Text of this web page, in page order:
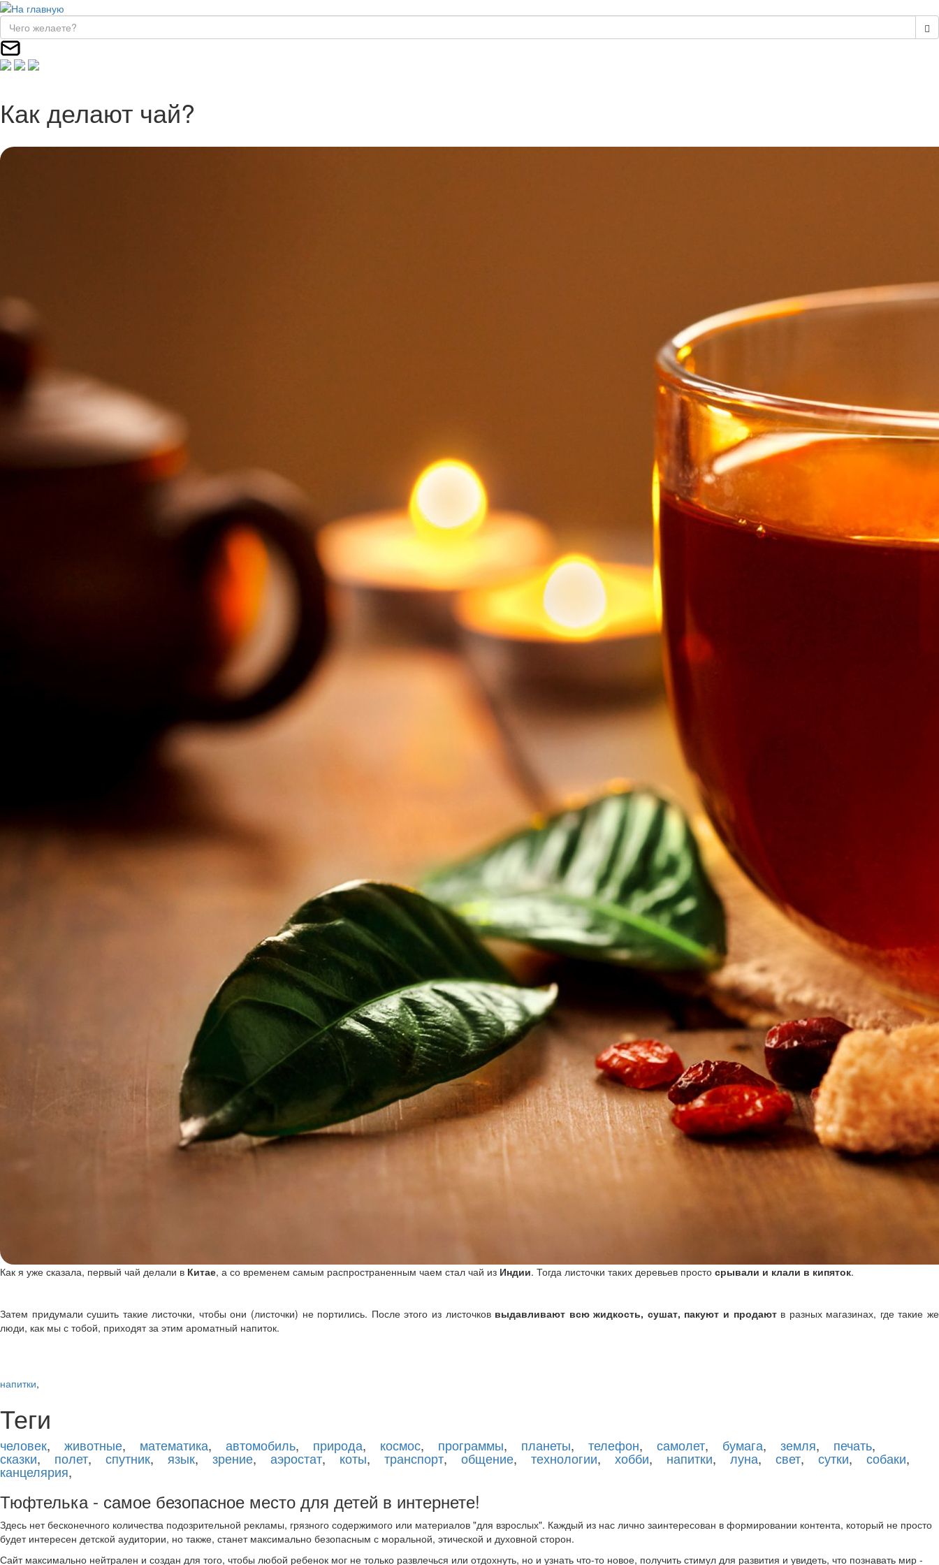
Как делают чай?
Как я уже сказала, первый чай делали в Китае, а со временем самым распространенным чаем стал чай из Индии. Тогда листочки таких деревьев просто срывали и клали в кипяток.
Затем придумали сушить такие листочки, чтобы они (листочки) не портились. После этого из листочков выдавливают всю жидкость, сушат, пакуют и продаютв разных магазинах, где такие же
люди, как мы с тобой, приходят за этим ароматный напиток.
напитки,
Теги
человек, животные, математика, автомобиль, природа, космос, программы, планеты, телефон, самолет, бумага, земля, печать,
сказки, полет, спутник, язык,зрение, аэростат, коты, транспорт, общение, технологии, хобби, напитки,луна, свет,сутки, собаки,
канцелярия,
Тюфтелька - самое безопасное место для детей в интернете!
Здесь нет бесконечного количества подозрительной рекламы, грязного содержимого или материалов "для взрослых". Каждый из нас лично заинтересован в формировании контента, который не просто
будет интересен детской аудитории, но также, станет максимально безопасным с моральной, этической и духовной сторон.
Сайт максимально нейтрален и создан для того, чтобы любой ребенок мог не только развлечься или отдохнуть, но и узнать что-то новое, получить стимул для развития и увидеть, что познавать мир -